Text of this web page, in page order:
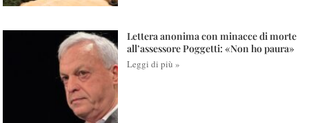
Lettera anonima con minacce di morte
all’assessore Poggetti: «Non ho paura»
Leggi di più »